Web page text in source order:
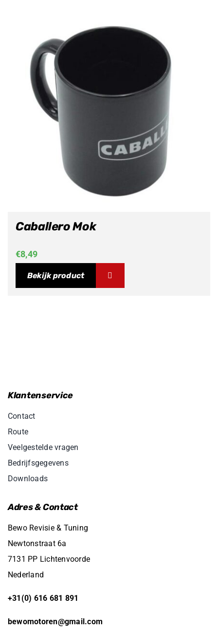
Caballero Mok
€8,49
Bekijk product
Klantenservice
Contact
Route
Veelgestelde vragen
Bedrijfsgegevens
Downloads
Adres & Contact
Bewo Revisie & Tuning
Newtonstraat 6a
7131 PP Lichtenvoorde
Nederland
+31(0) 616 681 891
bewomotoren@gmail.com